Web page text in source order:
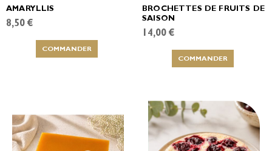
AMARYLLIS
8,50 €
COMMANDER
BROCHETTES DE FRUITS DE
SAISON
14,00 €
COMMANDER